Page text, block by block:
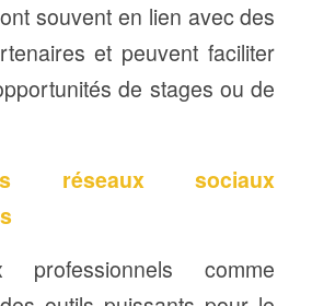
souvent en lien avec des
et peuvent faciliter
de stages ou de
réseaux sociaux
professionnels comme